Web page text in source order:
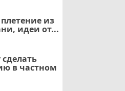
из
идеи от...
в частном